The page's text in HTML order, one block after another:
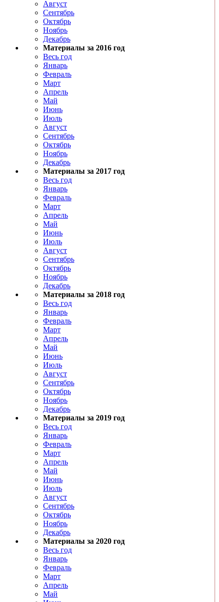
Август
Сентябрь
Октябрь
Ноябрь
Декабрь
Материалы за 2016 год
Весь год
Январь
Февраль
Март
Апрель
Май
Июнь
Июль
Август
Сентябрь
Октябрь
Ноябрь
Декабрь
Материалы за 2017 год
Весь год
Январь
Февраль
Март
Апрель
Май
Июнь
Июль
Август
Сентябрь
Октябрь
Ноябрь
Декабрь
Материалы за 2018 год
Весь год
Январь
Февраль
Март
Апрель
Май
Июнь
Июль
Август
Сентябрь
Октябрь
Ноябрь
Декабрь
Материалы за 2019 год
Весь год
Январь
Февраль
Март
Апрель
Май
Июнь
Июль
Август
Сентябрь
Октябрь
Ноябрь
Декабрь
Материалы за 2020 год
Весь год
Январь
Февраль
Март
Апрель
Май